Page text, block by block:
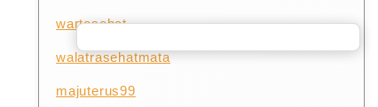
wartasehat
walatrasehatmata
majuterus99